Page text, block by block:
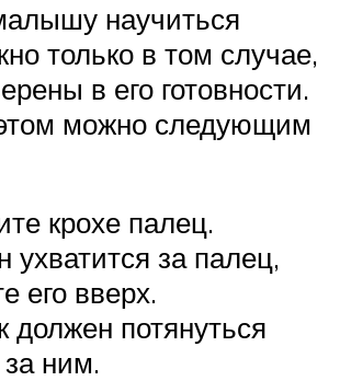
научиться
только в том случае,
в его готовности.
можно следующим
крохе палец.
ухватится за палец,
его вверх.
должен потянуться
ним.